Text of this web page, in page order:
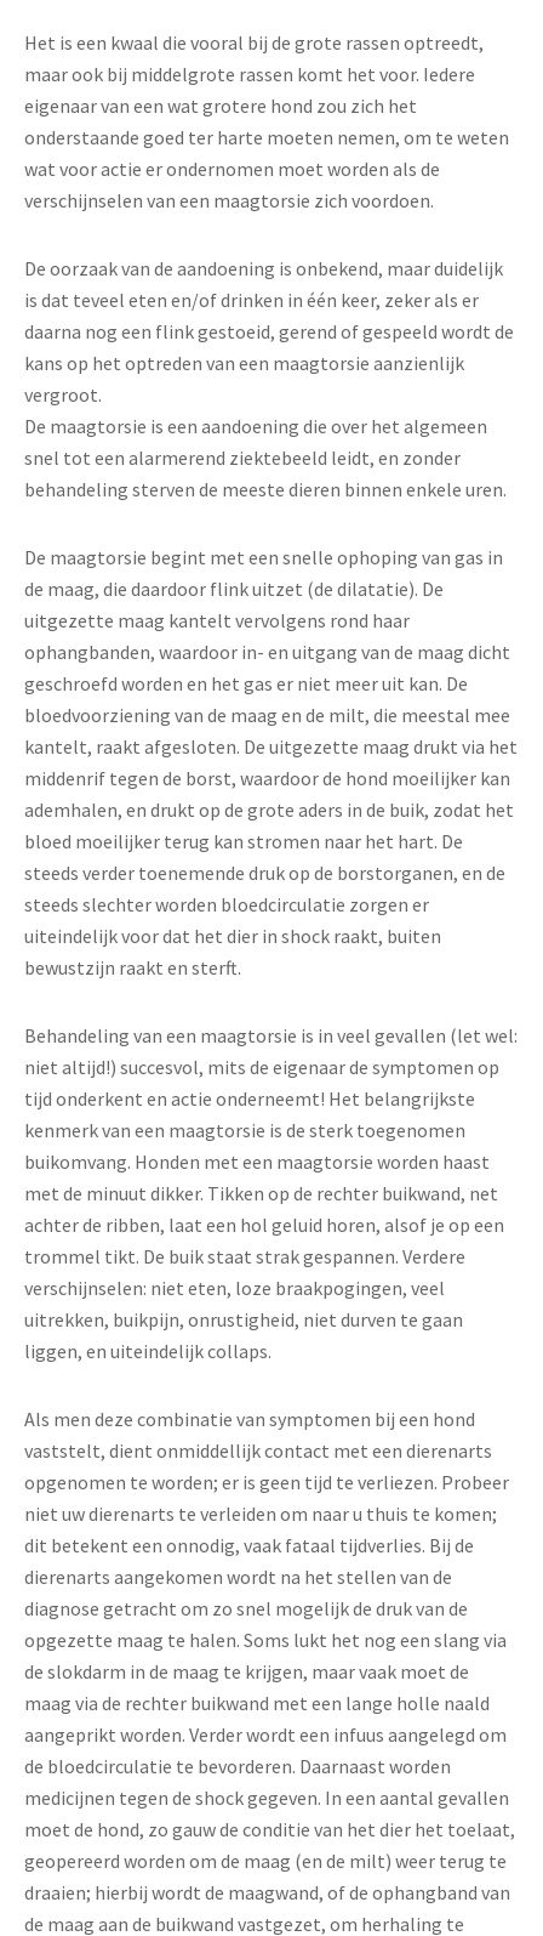
Het is een kwaal die vooral bij de grote rassen optreedt,
maar ook bij middelgrote rassen komt het voor. Iedere
eigenaar van een wat grotere hond zou zich het
onderstaande goed ter harte moeten nemen, om te weten
wat voor actie er ondernomen moet worden als de
verschijnselen van een maagtorsie zich voordoen.
De oorzaak van de aandoening is onbekend, maar duidelijk
is dat teveel eten en/of drinken in één keer, zeker als er
daarna nog een flink gestoeid, gerend of gespeeld wordt de
kans op het optreden van een maagtorsie aanzienlijk
vergroot.
De maagtorsie is een aandoening die over het algemeen
snel tot een alarmerend ziektebeeld leidt, en zonder
behandeling sterven de meeste dieren binnen enkele uren.
De maagtorsie begint met een snelle ophoping van gas in
de maag, die daardoor flink uitzet (de dilatatie). De
uitgezette maag kantelt vervolgens rond haar
ophangbanden, waardoor in- en uitgang van de maag dicht
geschroefd worden en het gas er niet meer uit kan. De
bloedvoorziening van de maag en de milt, die meestal mee
kantelt, raakt afgesloten. De uitgezette maag drukt via het
middenrif tegen de borst, waardoor de hond moeilijker kan
ademhalen, en drukt op de grote aders in de buik, zodat het
bloed moeilijker terug kan stromen naar het hart. De
steeds verder toenemende druk op de borstorganen, en de
steeds slechter worden bloedcirculatie zorgen er
uiteindelijk voor dat het dier in shock raakt, buiten
bewustzijn raakt en sterft.
Behandeling van een maagtorsie is in veel gevallen (let wel:
niet altijd!) succesvol, mits de eigenaar de symptomen op
tijd onderkent en actie onderneemt! Het belangrijkste
kenmerk van een maagtorsie is de sterk toegenomen
buikomvang. Honden met een maagtorsie worden haast
met de minuut dikker. Tikken op de rechter buikwand, net
achter de ribben, laat een hol geluid horen, alsof je op een
trommel tikt. De buik staat strak gespannen. Verdere
verschijnselen: niet eten, loze braakpogingen, veel
uitrekken, buikpijn, onrustigheid, niet durven te gaan
liggen, en uiteindelijk collaps.
Als men deze combinatie van symptomen bij een hond
vaststelt, dient onmiddellijk contact met een dierenarts
opgenomen te worden; er is geen tijd te verliezen. Probeer
niet uw dierenarts te verleiden om naar u thuis te komen;
dit betekent een onnodig, vaak fataal tijdverlies. Bij de
dierenarts aangekomen wordt na het stellen van de
diagnose getracht om zo snel mogelijk de druk van de
opgezette maag te halen. Soms lukt het nog een slang via
de slokdarm in de maag te krijgen, maar vaak moet de
maag via de rechter buikwand met een lange holle naald
aangeprikt worden. Verder wordt een infuus aangelegd om
de bloedcirculatie te bevorderen. Daarnaast worden
medicijnen tegen de shock gegeven. In een aantal gevallen
moet de hond, zo gauw de conditie van het dier het toelaat,
geopereerd worden om de maag (en de milt) weer terug te
draaien; hierbij wordt de maagwand, of de ophangband van
de maag aan de buikwand vastgezet, om herhaling te